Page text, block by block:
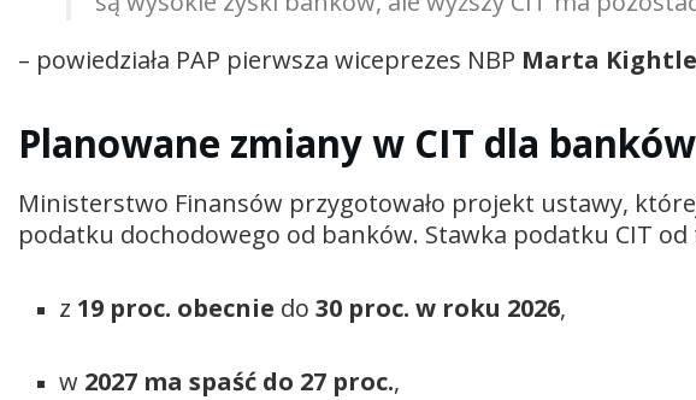
– powiedziała PAP pierwsza wiceprezes NBP Marta
Planowane zmiany w CIT dla banków
Ministerstwo Finansów przygotowało projekt ustawy,
podatku dochodowego od banków. Stawka podatku CIT
z 19 proc. obecnie do30 proc. w roku 2026,
w 2027 ma spaść do 27 proc.,